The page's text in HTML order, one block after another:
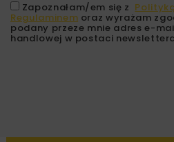
Zapoznałam/em się z
Regulaminem oraz wyrażam
podany przeze mnie adres e-
handlowej w postaci